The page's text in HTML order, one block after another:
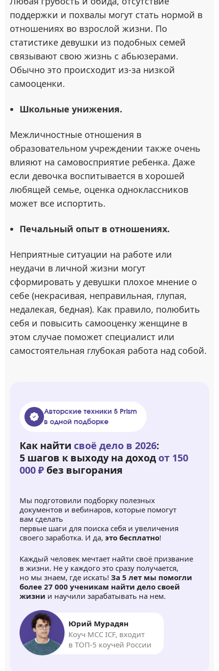
поддержки и похвалы могут стать нормой в
отношениях во взрослой жизни. По
статистике девушки из подобных семей
связывают свою жизнь с абьюзерами.
Обычно это происходит из-за низкой
самооценки.
Школьные унижения.
Межличностные отношения в
образовательном учреждении также очень
влияют на самовосприятие ребенка. Даже
если девочка воспитывается в хорошей
любящей семье, оценка одноклассников
может все испортить.
Печальный опыт в отношениях.
Неприятные ситуации на работе или
неудачи в личной жизни могут
сформировать у девушки плохое мнение о
себе (некрасивая, неправильная, глупая,
недалекая, бедная). Как правило, полюбить
себя и повысить самооценку женщине в
этом случае поможет специалист или
самостоятельная глубокая работа над собой.
Авторские техники 5 Prism
в одной подборке
Как найти своё дело в 2026:
5 шагов к выходу на доход от 150
000 ₽ без выгорания
Мы подготовили подборку полезных
документов и вебинаров, которые помогут
вам сделать
первые шаги для поиска себя и увеличения
своего заработка. И да, это бесплатно!
Каждый человек мечтает найти своё призвание
в жизни. Не у каждого это сразу получается,
но мы знаем, где искать! За 5 лет мы помогли
более 27 000 ученикам найти дело своей
жизни и научили зарабатывать на нем.
Юрий Мурадян
Коуч MCC ICF, входит
в ТОП-5 коучей России